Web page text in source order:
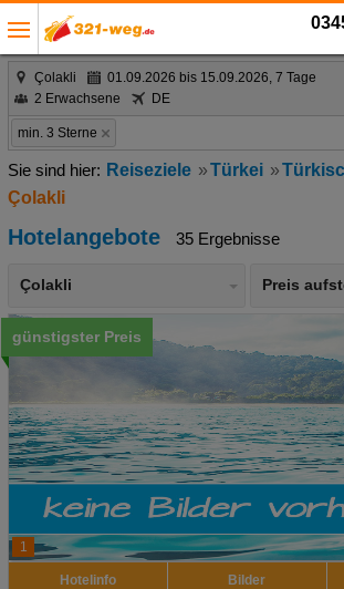
Çolakli
01.09.2026 bis 15.09.2026, 7 Tage
2 Erwachsene
DE
min. 3 Sterne
Reiseziele Türkei
Çolakli
Hotelangebote 35 Ergebnisse
Çolakli Preis
1
günstigster Preis
Hotelinfo Bilder